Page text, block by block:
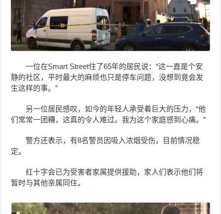
一位在Smart Street住了65年的居民说：“这一直是个安
静的社区，平时最大的麻烦也只是停车问题，没想到竟会发
生这样的事。”
另一位居民感叹，如今的年轻人承受着巨大的压力，“他
们常常一团糟，这真的令人难过。我为这个家庭感到心痛。”
警方还表示，有8名警员因吸入浓烟受伤，目前情况稳
定。
红十字会已为受害者家属提供援助，家人们表示他们将
暂时与其他亲属同住。